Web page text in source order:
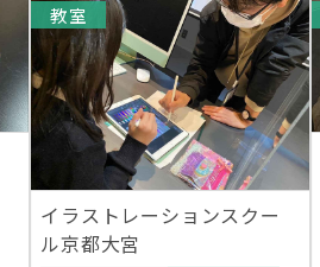
教室
イラストレーションスクー
ル京都大宮